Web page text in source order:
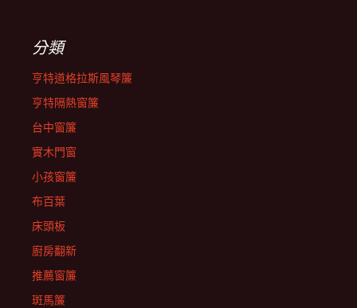
分類
亨特道格拉斯風琴簾
亨特隔熱窗簾
台中窗簾
實木門窗
小孩窗簾
布百葉
床頭板
廚房翻新
推薦窗簾
斑馬簾